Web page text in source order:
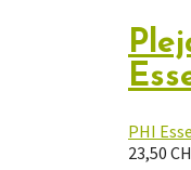
PHI
23,50